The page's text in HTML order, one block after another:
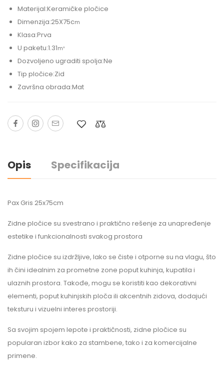
Materijal:Keramičke pločice
Dimenzija:25X75cm
Klasa:Prva
U paketu:1.31m²
Dozvoljeno ugraditi spolja:Ne
Tip pločice:Zid
Završna obrada:Mat
Opis Specifikacija
Pax Gris 25x75cm
Zidne pločice su svestrano i praktično rešenje za unapređenje
estetike i funkcionalnosti svakog prostora
Zidne pločice su izdržljive, lako se čiste i otporne su na vlagu, što
ih čini idealnim za prometne zone poput kuhinja, kupatila i
ulaznih prostora. Takođe, mogu se koristiti kao dekorativni
elementi, poput kuhinjskih ploča ili akcentnih zidova, dodajući
teksturu i vizuelni interes prostoriji.
Sa svojim spojem lepote i praktičnosti, zidne pločice su
popularan izbor kako za stambene, tako i za komercijalne
primene.